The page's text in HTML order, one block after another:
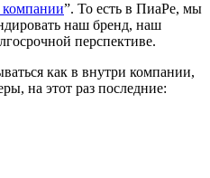
”. То есть в ПиаРе, мы
наш бренд, наш
перспективе.
как в внутри компании,
на этот раз последние: